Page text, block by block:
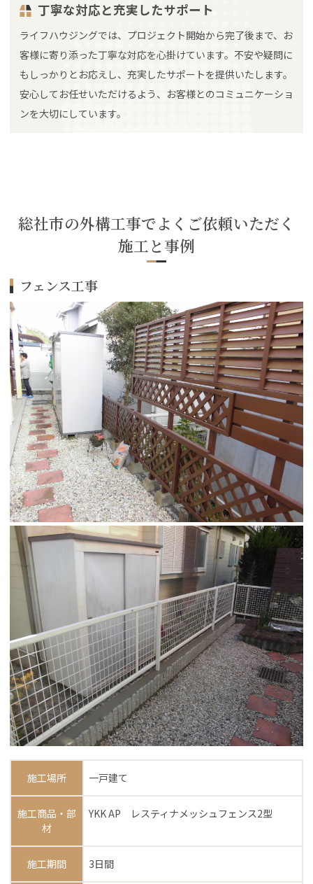
丁寧な対応と充実したサポート
ライフハウジングでは、プロジェクト開始から完了後まで、お
客様に寄り添った丁寧な対応を心掛けています。不安や疑問に
もしっかりとお応えし、充実したサポートを提供いたします。
安心してお任せいただけるよう、お客様とのコミュニケーショ
ンを大切にしています。
総社市の外構工事でよくご依頼いただく
施工と事例
フェンス工事
施工場所 一戸建て
施工商品・部
材
YKK AP レスティナメッシュフェンス2型
施工期間 3日間